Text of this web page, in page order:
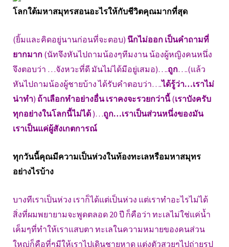
โลกใต้มหาสมุทรสอนอะไรให้กับชีวิตคุณมากที่สุด
(ยิ้มและคิดอยู่นานก่อนที่จะตอบ) นึกไม่ออก เป็นคำถามที่
ยากมาก (นัทจึงหันไปถามน้องๆทีมงาน น้องผู้หญิงคนหนึ่ง
จึงตอบว่า …จังหวะที่ดี มันไม่ได้มีอยู่เสมอ)….ถูก….(แล้ว
หันไปถามน้องผู้ชายบ้าง ได้รับคำตอบว่า….ได้รู้ว่า…เราไม่
น่าทำ) ถ้าเลือกทำอย่างอื่น เราคงจะรวยกว่านี้(เราบังครับ
ทุกอย่างในโลกนี้ไม่ได้ )…ถูก…เราเป็นส่วนหนึ่งของมัน
เราเป็นแค่ผู้สังเกตการณ์
ทุกวันนี้คุณมีความเป็นห่วงในท้องทะเลหรือมหาสมุทร
อย่างไรบ้าง
บางทีเราเป็นห่วง เราก็ได้แต่เป็นห่วง แต่เราทำอะไรไม่ได้
สิ่งที่ผมพยายามจะพูดตลอด 20 ปี ก็คือว่า ทะเลไม่ใช่แค่น้ำ
เค็มๆที่ทำให้เราแสบตา ทะเลในความหมายของคนส่วน
ใหญ่ก็คือที่ๆมีให้เราไปเดินชายหาด แต่งตัวสวยๆไปถ่ายรูป